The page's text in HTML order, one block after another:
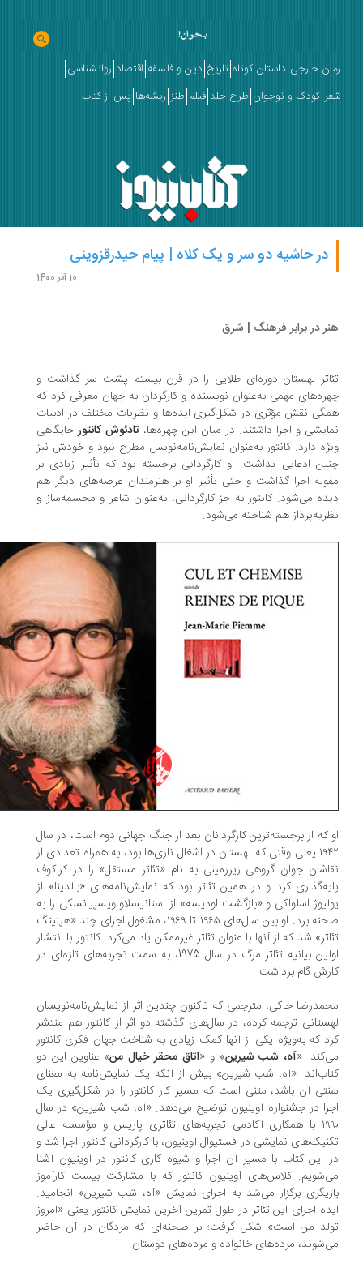
خارجی داستان کوتاه تاریخ دین و فلسفه اقتصاد روانشناسی
کودک و نوجوان طرح جلد فیلم طنز ریشه‌ها پس از کتاب
در حاشیه دو سر و یک کلاه | پیام حیدرقزوینی
در برابر فرهنگ | شرق
لهستان دوره‌ای طلایی را در قرن بیستم پشت‌ سر گذاشت و
مهمی به‌عنوان نویسنده و كارگردان به جهان معرفی كرد كه
نقش مؤثری در شكل‌گیری ایده‌ها و نظریات مختلف در ادبیات
و اجرا داشتند. در میان این چهره‌ها،تادئوش كانتورجایگاهی
دارد. کانتور به‌عنوان نمایش‌نامه‌نویس مطرح نبود و خودش نیز
ادعایی نداشت. او كارگردانی برجسته‌ بود كه تأثیر زیادی بر
اجرا گذاشت و حتی تأثیر او بر هنرمندان عرصه‌های دیگر هم
می‌شود. كانتور به‌ جز كارگردانی، به‌عنوان شاعر و مجسمه‌ساز و
هم شناخته می‌شود.
که از برجسته‌ترین کارگردانان بعد از جنگ جهانی دوم است، در سال
۱۹۴۲ یعنی وقتی که لهستان در اشغال نازی‌ها بود، به همراه تعدادی از
جوان گروهی زیرزمینی به نام «تئاتر مستقل» را در کراکوف
کرد و در همین تئاتر بود که نمایش‌نامه‌های «بالدینا» از
اسلواکی و «بازگشت اودیسه» از استانیسلاو ویسپیانسکی را به
صحنه برد. او بین سال‌های ۱۹۶۵ تا ۱۹۶۹، مشغول اجرای چند «هپنینگ
شد که از آنها با عنوان تئاتر غیرممکن یاد می‌کرد. كانتور با انتشار
اولین بیانیه تئاتر مرگ در سال 1975، به سمت تجربه‌های تازه‌ای در
گام برداشت.
خاکی، مترجمی که تاکنون چندین اثر از نمایش‌نامه‌نویسان
ترجمه کرده، در سال‌های گذشته دو اثر از کانتور هم منتشر
که به‌ویژه یکی از آنها کمک زیادی به شناخت جهان فکری کانتور
«آه، شب شیرین » و «اتاق محقر خیال من» عناوین این دو
«آه، شب شیرین» بیش از آنکه یک نمایش‌نامه به معنای
آن باشد، متنی است که مسیر کار کانتور را در شکل‌گیری یک
در جشنواره آوینیون توضیح می‌دهد. «آه، شب شیرین» در سال
۱۹۹۰ با همکاری آکادمی تجربه‌های تئاتری پاریس و مؤسسه عالی
نمایشی در فستیوال آوینیون، با کارگردانی کانتور اجرا شد و
این کتاب با مسیر آن اجرا و شیوه کاری کانتور در آوینیون آشنا
کلاس‌های آوینیون کانتور که با مشارکت بیست کارآموز
برگزار می‌شد به اجرای نمایش «آه، شب شیرین» انجامید.
اجرای این تئاتر در طول تمرین آخرین نمایش کانتور یعنی «امروز
من است» شکل گرفت؛ بر صحنه‌ای که مردگان در آن حاضر
مرده‌های خانواده و مرده‌های دوستان.